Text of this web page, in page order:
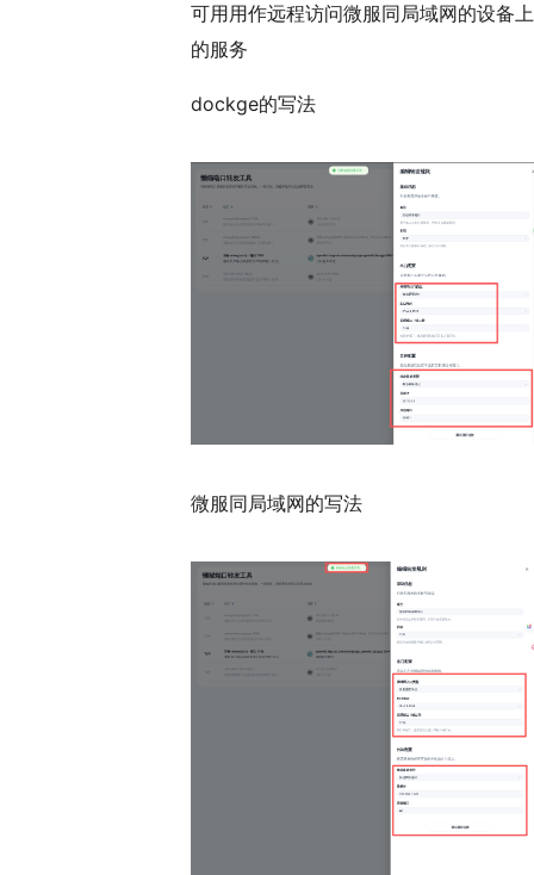
可用用作远程访问微服同局域网的设备上
的服务
dockge的写法
微服同局域网的写法